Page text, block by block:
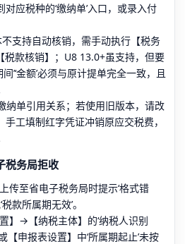
应税种的‘缴纳单’入口，或录入付
支持自动核销，需手动执行【税务
款核销】；U8 13.0+虽支持，但要
间’‘金额’必须与原计提单完全一致，且
纳单引用关系；若使用旧版本，请改
工填制红字凭证冲销原应交税费，
税务局拒收
传至省电子税务局时提示‘格式错
款所属期无效’。
】→【纳税主体】的‘纳税人识别
【申报表设置】中‘所属期起止’未按